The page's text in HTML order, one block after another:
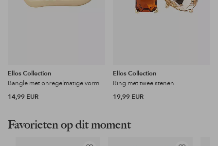
Ellos Collection
Bangle met onregelmatige vorm
14,99 EUR
Ellos Collection
Ring met twee stenen
19,99 EUR
Favorieten op dit moment